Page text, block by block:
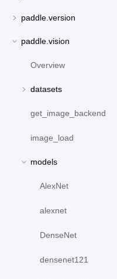
paddle.version
paddle.vision
Overview
datasets
get_image_backend
image_load
models
AlexNet
alexnet
DenseNet
densenet121